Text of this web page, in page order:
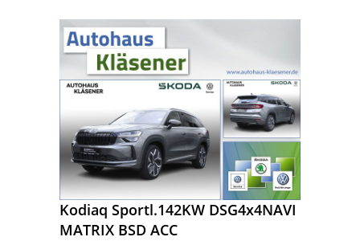
Kodiaq Sportl.142KW DSG4x4NAVI
MATRIX BSD ACC